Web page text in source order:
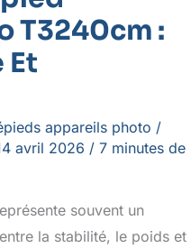
T3240cm :
Et
appareils photo /
avril 2026 / 7 minutes de
souvent un
la stabilité, le poids et